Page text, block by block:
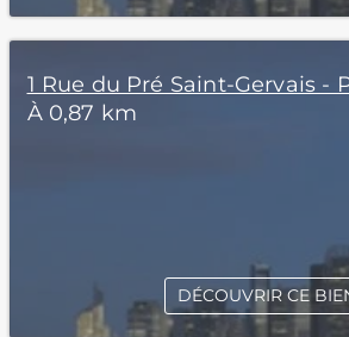
1 Rue du Pré Saint-Gervais -
À 0,87 km
DÉCOUVRIR CE